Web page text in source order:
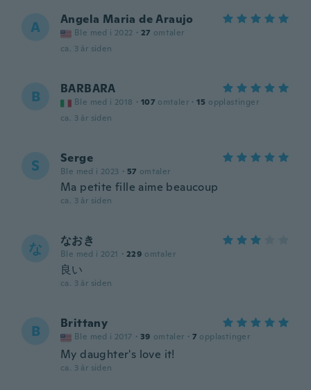
A Angela Maria de Araujo
Ble med i 2022 · 27 omtaler
ca. 3 år siden
B BARBARA
Ble med i 2018 · 107 omtaler · 15 opplastinger
ca. 3 år siden
S Serge
Ble med i 2023 · 57 omtaler
Ma petite fille aime beaucoup
ca. 3 år siden
な なおき
Ble med i 2021 · 229 omtaler
良い
ca. 3 år siden
B Brittany
Ble med i 2017 · 39 omtaler · 7 opplastinger
My daughter's love it!
ca. 3 år siden